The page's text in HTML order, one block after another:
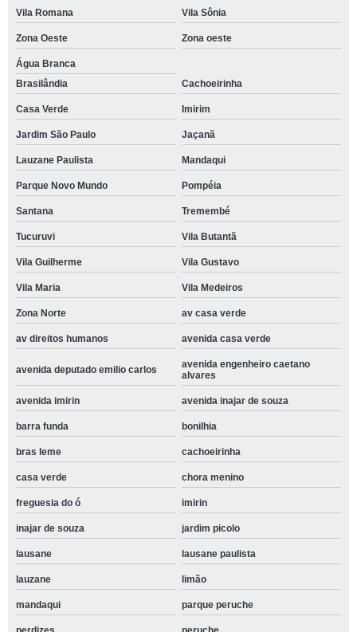
Vila Romana Vila Sônia
Zona Oeste Zona oeste
Água Branca
Brasilândia
Cachoeirinha
Casa Verde Imirim
Jardim São Paulo Jaçanã
Lauzane Paulista Mandaqui
Parque Novo Mundo Pompéia
Santana Tremembé
Tucuruvi Vila Butantã
Vila Guilherme Vila Gustavo
Vila Maria Vila Medeiros
Zona Norte av casa verde
av direitos humanos avenida casa verde
avenida deputado emilio carlos
avenida engenheiro caetano
alvares
avenida imirin avenida inajar de souza
barra funda bonilhia
bras leme cachoeirinha
casa verde chora menino
freguesia do ó imirin
inajar de souza jardim picolo
lausane lausane paulista
lauzane limão
mandaqui parque peruche